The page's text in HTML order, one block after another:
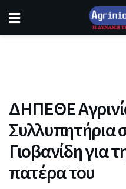
ΔΗΠΕΘΕ
Συλλυπητήρια
Γιοβανίδη για
πατέρα του